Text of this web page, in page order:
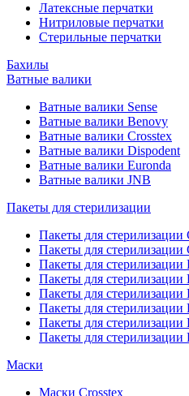
Латексные перчатки
Нитриловые перчатки
Стерильные перчатки
Бахилы
Ватные валики
Ватные валики Sense
Ватные валики Benovy
Ватные валики Crosstex
Ватные валики Dispodent
Ватные валики Euronda
Ватные валики JNB
Пакеты для стерилизации
Пакеты для стерилизации
Пакеты для стерилизации
Пакеты для стерилизации
Пакеты для стерилизации
Пакеты для стерилизации
Пакеты для
Пакеты для
Пакеты для стерилизации
Маски
Маски Crosstex